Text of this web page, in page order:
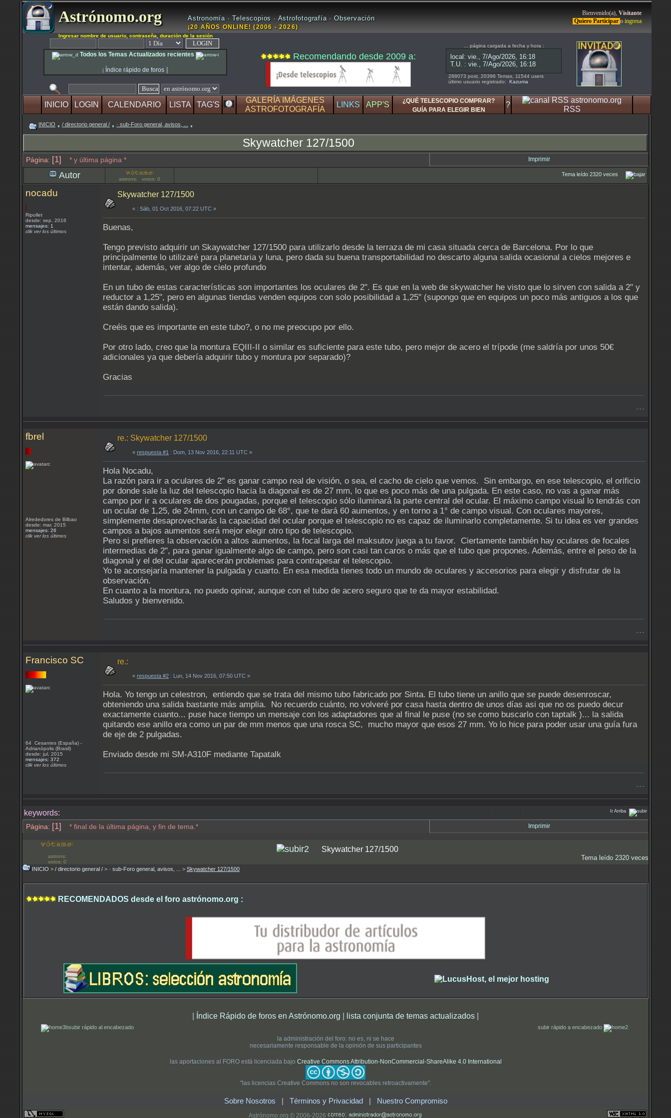
Astrónomo.org Astronomía · Telescopios · Astrofotografía · Observación
¡20 AÑOS ONLINE! (2006 - 2026)
Bienvenido(a), Visitante
Quiero Participar o ingresa
Ingresar nombre de usuario, contraseña, duración de la sesión
Todos los Temas Actualizados recientes
| Índice rápido de foros |
Recomendando desde 2009 a:
... página cargada a fecha y hora :
288073 post, 20396 Temas, 11544 users
último usuario registrado: Kazuma
INICIO LOGIN CALENDARIO LISTA TAG'S
GALERÍA IMÁGENES
ASTROFOTOGRAFÍA
LINKS APP'S
¿QUÉ TELESCOPIO COMPRAR?
GUÍA PARA ELEGIR BIEN
?
RSS
INICIO / directorio general / · sub-Foro general, avisos, ...
Skywatcher 127/1500
Página: [1] * y última página * Imprimir
Autor astrons: votos: 0
Tema leído 2320 veces
nocadu
Ripollet
desde: sep, 2016
mensajes: 1
clik ver los últimos
Skywatcher 127/1500
« : Sáb, 01 Oct 2016, 07:22 UTC »
Buenas,
Tengo previsto adquirir un Skaywatcher 127/1500 para utilizarlo desde la terraza de mi casa situada cerca de Barcelona. Por lo que
principalmente lo utilizaré para planetaria y luna, pero dada su buena transportabilidad no descarto alguna salida ocasional a cielos mejores e
intentar, además, ver algo de cielo profundo
En un tubo de estas características son importantes los oculares de 2". Es que en la web de skywatcher he visto que lo sirven con salida a 2" y
reductor a 1,25", pero en algunas tiendas venden equipos con solo posibilidad a 1,25" (supongo que en equipos un poco más antiguos a los que
están dando salida).
Creéis que es importante en este tubo?, o no me preocupo por ello.
Por otro lado, creo que la montura EQIII-II o similar es suficiente para este tubo, pero mejor de acero el trípode (me saldría por unos 50€
adicionales ya que debería adquirir tubo y montura por separado)?
Gracias
- - -
fbrel
Alrededores de Bilbao
desde: mar, 2015
mensajes: 26
clik ver los últimos
re.: Skywatcher 127/1500
« respuesta #1 : Dom, 13 Nov 2016, 22:11 UTC »
Hola Nocadu,
La razón para ir a oculares de 2" es ganar campo real de visión, o sea, el cacho de cielo que vemos. Sin embargo, en ese telescopio, el orificio
por donde sale la luz del telescopio hacia la diagonal es de 27 mm, lo que es poco más de una pulgada. En este caso, no vas a ganar más
campo por ir a oculares de dos pougadas, porque el telescopio sólo iluminará la parte central del ocular. El máximo campo visual lo tendrás con
un ocular de 1,25, de 24mm, con un campo de 68°, que te dará 60 aumentos, y en torno a 1° de campo visual. Con oculares mayores,
simplemente desaprovecharás la capacidad del ocular porque el telescopio no es capaz de iluminarlo completamente. Si tu idea es ver grandes
campos a bajos aumentos será mejor elegir otro tipo de telescopio.
Pero si prefieres la observación a altos aumentos, la focal larga del maksutov juega a tu favor. Ciertamente también hay oculares de focales
intermedias de 2", para ganar igualmente algo de campo, pero son casi tan caros o más que el tubo que propones. Además, entre el peso de la
diagonal y el del ocular aparecerán problemas para contrapesar el telescopio.
Yo te aconsejaría mantener la pulgada y cuarto. En esa medida tienes todo un mundo de oculares y accesorios para elegir y disfrutar de la
observación.
En cuanto a la montura, no puedo opinar, aunque con el tubo de acero seguro que te da mayor estabilidad.
Saludos y bienvenido.
- - -
Francisco SC
64 Cesantes (España) -
Adrianópolis (Brasil)
desde: jul, 2015
mensajes: 372
clik ver los últimos
re.:
« respuesta #2 : Lun, 14 Nov 2016, 07:50 UTC »
Hola. Yo tengo un celestron, entiendo que se trata del mismo tubo fabricado por Sinta. El tubo tiene un anillo que se puede desenroscar,
obteniendo una salida bastante más amplia. No recuerdo cuánto, no volveré por casa hasta dentro de unos días asi que no os puedo decur
exactamente cuanto... puse hace tiempo un mensaje con los adaptadores que al final le puse (no se como buscarlo con taptalk )... la salida
quitando ese anillo era como un par de mm menos que una rosca SC, mucho mayor que esos 27 mm. Yo lo hice para poder usar una guía fura
de eje de 2 pulgadas.
Enviado desde mi SM-A310F mediante Tapatalk
- - -
keywords: Ir Arriba
Página: [1] * final de la última página, y fin de tema.* Imprimir
astrons:
votos: 0
Skywatcher 127/1500
Tema leído 2320 veces
INICIO > / directorio general / > · sub-Foro general, avisos, ... > Skywatcher 127/1500
RECOMENDADOS desde el foro astrónomo.org :
| Índice Rápido de foros en Astrónomo.org | lista conjunta de temas actualizados |
subir rápido al encabezado subir rápido a encabezado
la administración del foro: no es, ni se hace
necesariamente responsable de la opinión de sus participantes
las aportaciones al FORO está licenciada bajo Creative Commons Attribution-NonCommercial-ShareAlike 4.0 International
"las licencias Creative Commons no son revocables retroactivamente".
Sobre Nosotros Términos y Privacidad Nuestro Compromiso
Astrónomo.org © 2006-2026